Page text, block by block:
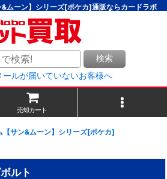
ムーン】シリーズ[ポケカ]通販ならカードラボ
検索
ールが届いていないお客様へ
売却カート
【サン&ムーン】シリーズ[ポケカ]
ルト